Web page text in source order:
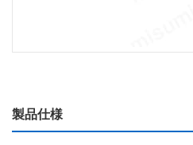
製品仕様